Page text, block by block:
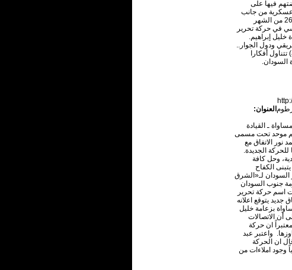
فيها على
عسكرية من جانب
واحد في الإقليم. ودعتهم إلى الانضمام لعملية السلام التي انطلقت في سرت في 26 من الشهر
في حركة تحرير
إبراهيم.
ودول الجوار..
أفكارا
السودان.
العنوان:
ـ القيادة
جسم موحد تحت مسمى
الاتفاق مع
الجديدة.
وحل كافة
الكفاح
السودان لـ«الشرق
جنوب السودان
اسم حركة تحرير
جديد يتوقع اعلانه
بزعامة خليل
أن الاتصالات
ان حركة
واعتبر عبد
ان الحركة
وجود املاءات من